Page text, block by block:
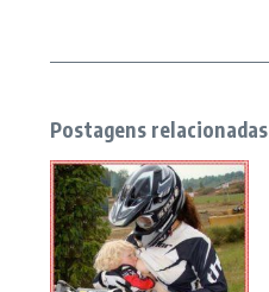
Postagens relacionadas